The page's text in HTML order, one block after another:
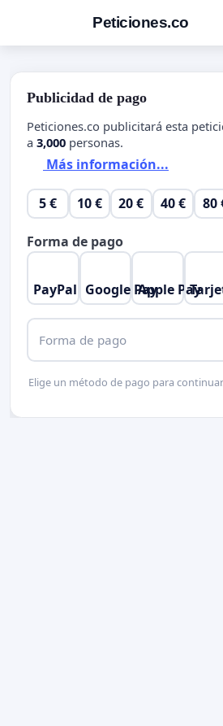
Peticiones.co
Publicidad de pago
Peticiones.co publicitará esta
a 3,000 personas.
Más información...
5 € 10 € 20 € 40 € 80
Forma de pago
PayPal Google PayApple Pay
Forma de pago
Elige un método de pago para